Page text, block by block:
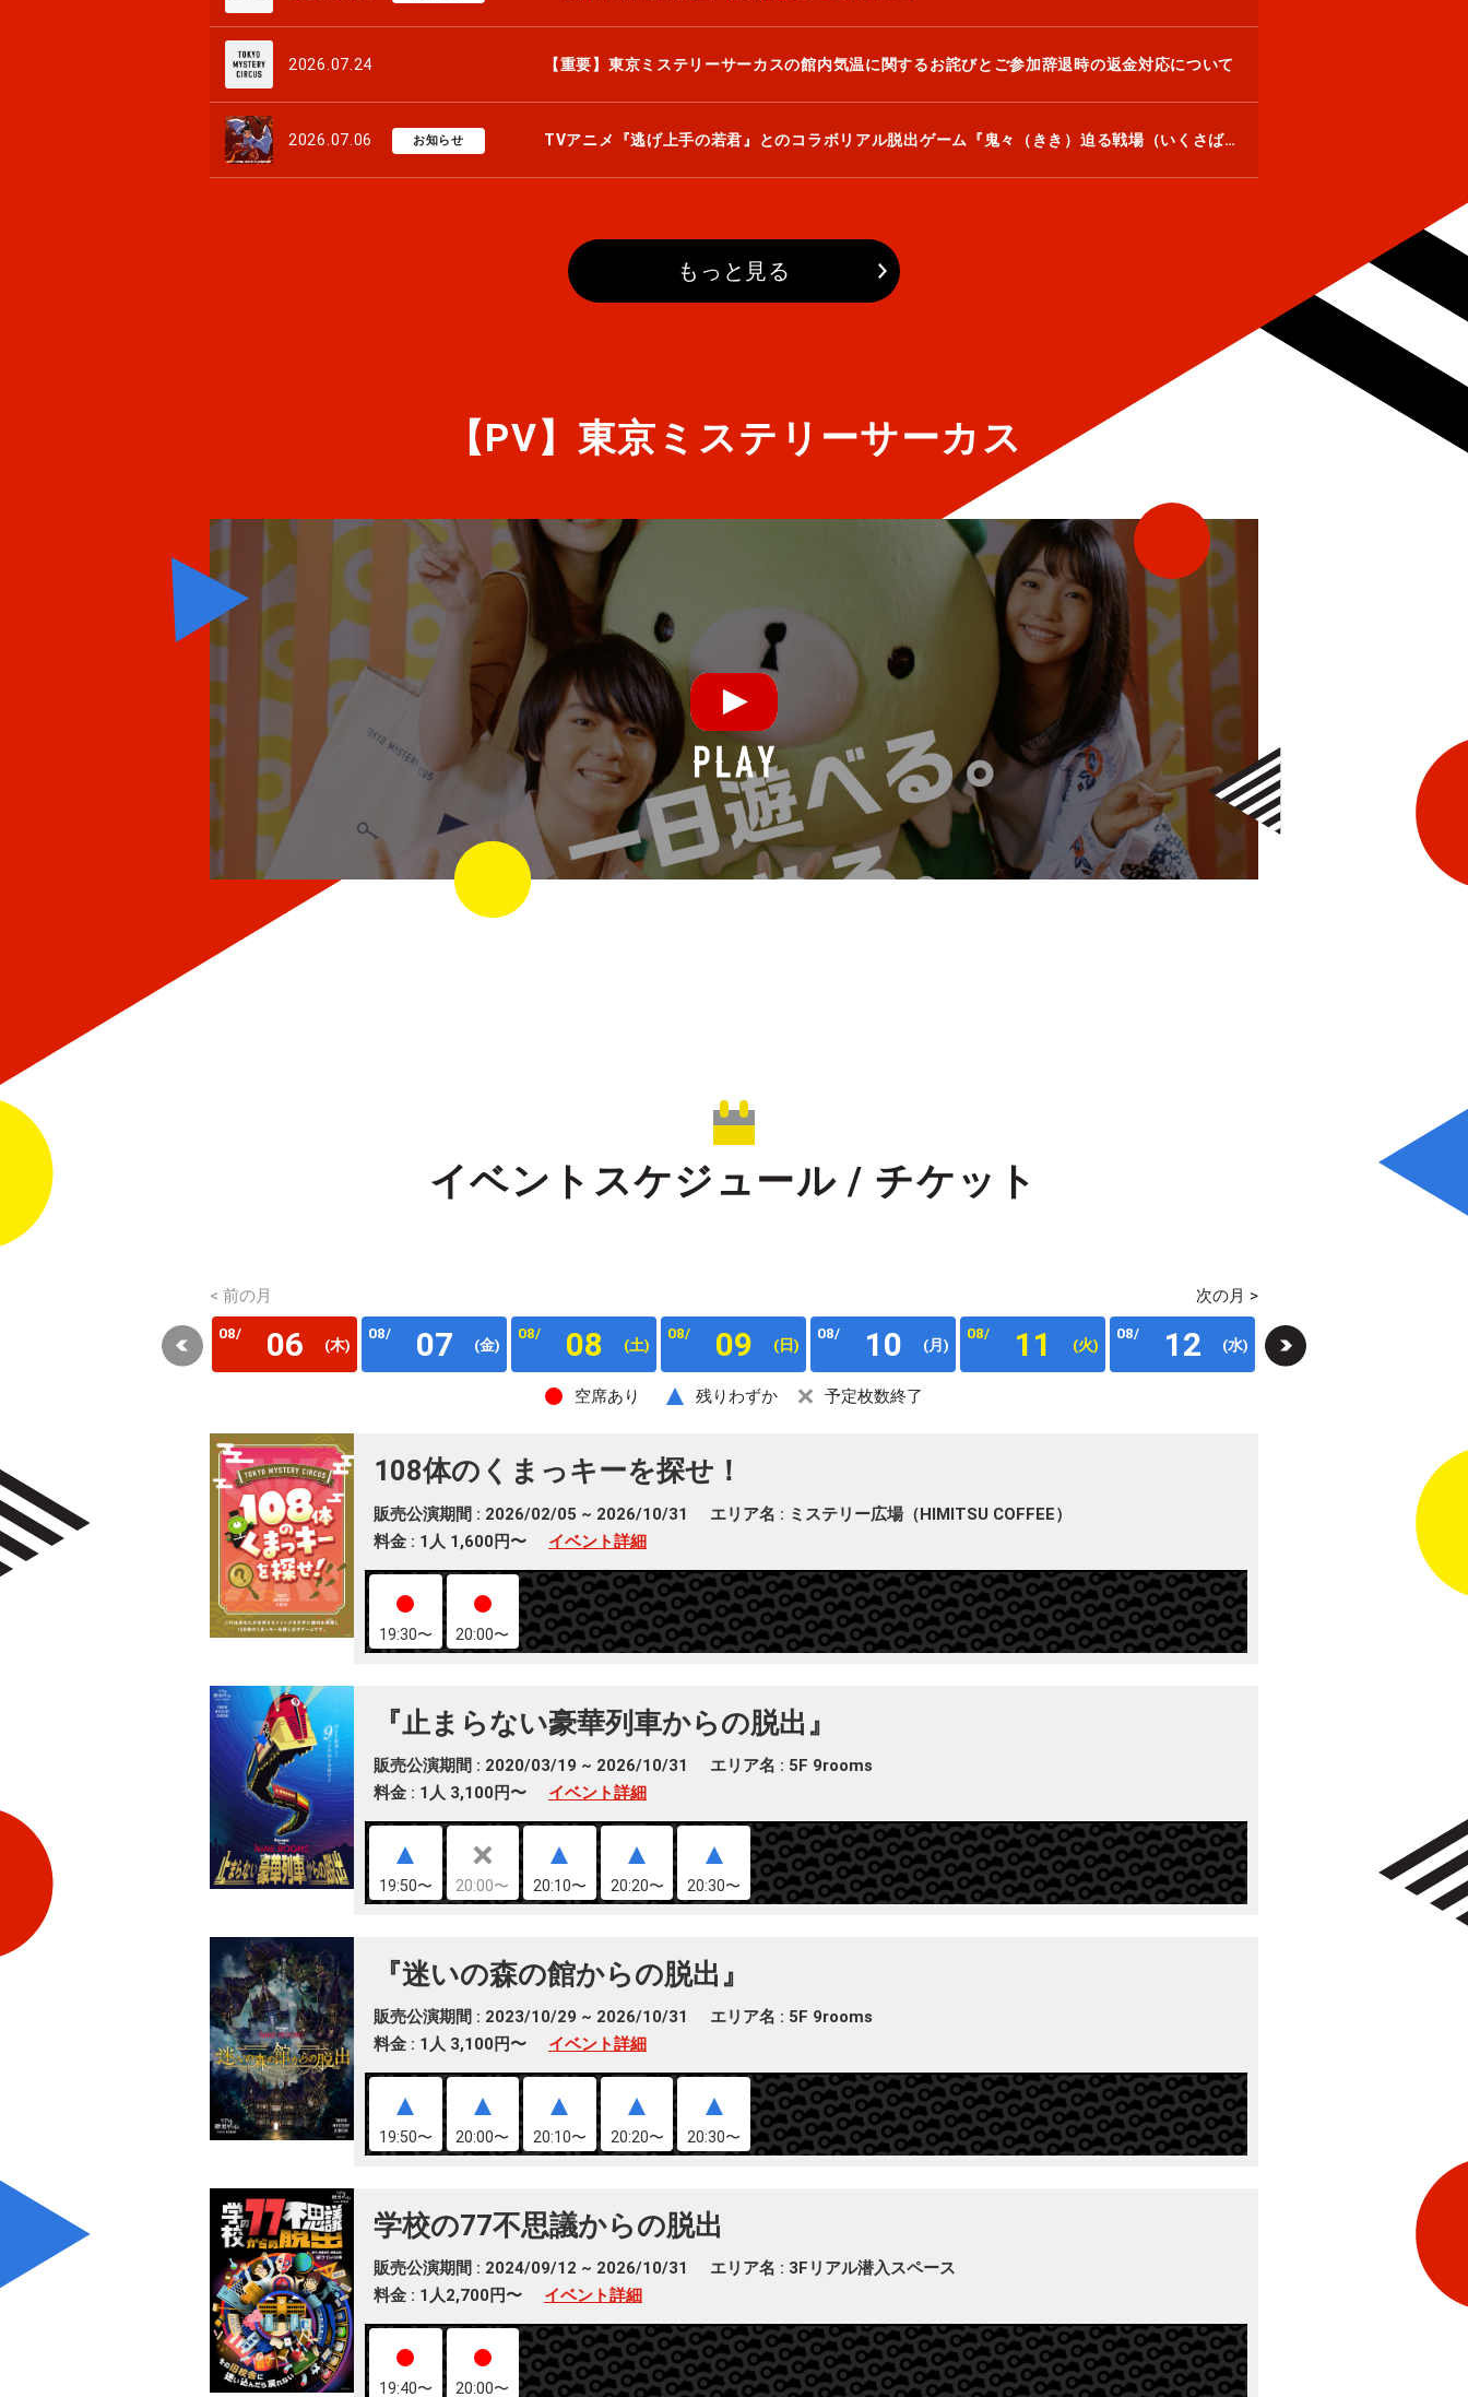
2026.07.24 【重要】東京ミステリーサーカスの館内気温に関するお詫びとご参加辞退時の返金対応について
2026.07.06 お知らせ TVアニメ『逃げ上手の若君』とのコラボリアル脱出ゲーム『鬼々（きき）迫る戦場（いくさば）からの脱出』の開催が決定！
もっと見る
【PV】東京ミステリーサーカス
イベントスケジュール / チケット
< 前の月 次の月 >
08/ 06 (木)
08/ 07 (金)
08/ 08 (土)
08/ 09 (日)
08/ 10 (月)
08/ 11 (火)
08/ 12 (水)
08/
空席あり 残りわずか 予定枚数終了
108体のくまっキーを探せ！
販売公演期間 : 2026/02/05 ~ 2026/10/31
エリア名 : ミステリー広場（HIMITSU COFFEE）
料金 : 1人 1,600円〜
イベント詳細
19:30〜 20:00〜
『止まらない豪華列車からの脱出』
販売公演期間 : 2020/03/19 ~ 2026/10/31
エリア名 : 5F 9rooms
料金 : 1人 3,100円〜
イベント詳細
19:50〜 20:00〜 20:10〜 20:20〜 20:30〜
『迷いの森の館からの脱出』
販売公演期間 : 2023/10/29 ~ 2026/10/31
エリア名 : 5F 9rooms
料金 : 1人 3,100円〜
イベント詳細
19:50〜 20:00〜 20:10〜 20:20〜 20:30〜
学校の77不思議からの脱出
販売公演期間 : 2024/09/12 ~ 2026/10/31
エリア名 : 3Fリアル潜入スペース
料金 : 1人2,700円〜
イベント詳細
19:40〜 20:00〜